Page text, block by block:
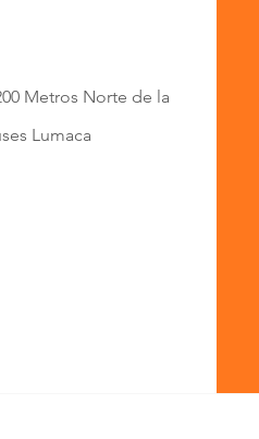
Metros Norte de la
Lumaca